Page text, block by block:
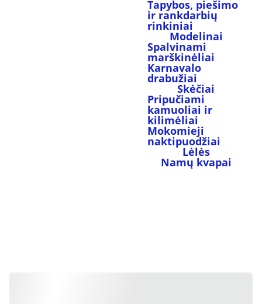
Tapybos, piešimo
ir rankdarbių
rinkiniai
Modelinai
Spalvinami
marškinėliai
Karnavalo
drabužiai
Skėčiai
Pripučiami
kamuoliai ir
kilimėliai
Mokomieji
naktipuodžiai
Lėlės
Namų kvapai